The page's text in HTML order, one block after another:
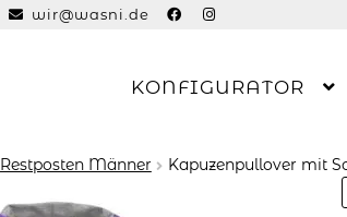
wir@wasni.de
KONFIGURATOR
Restposten Männer
Kapuzenpullover mit